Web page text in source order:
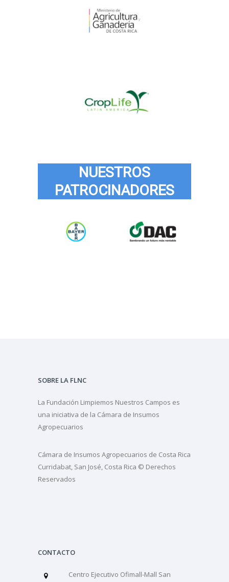
NUESTROS
PATROCINADORES
SOBRE LA FLNC
La Fundación Limpiemos Nuestros Campos es
una iniciativa de la Cámara de Insumos
Agropecuarios
Cámara de Insumos Agropecuarios de Costa Rica
Curridabat, San José, Costa Rica © Derechos
Reservados
CONTACTO
Centro Ejecutivo Ofimall-Mall San